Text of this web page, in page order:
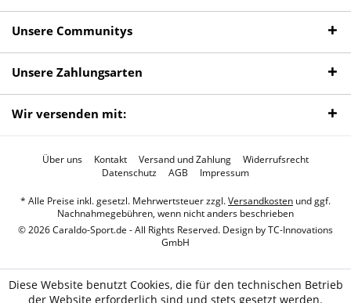
Unsere Communitys
Unsere Zahlungsarten
Wir versenden mit:
Über uns Kontakt Versand und Zahlung
Widerrufsrecht
Datenschutz
AGB Impressum
* Alle Preise inkl. gesetzl. Mehrwertsteuer zzgl.Versandkosten und ggf.
Nachnahmegebühren, wenn nicht anders beschrieben
© 2026 Caraldo-Sport.de - All Rights Reserved. Design byTC-Innovations
GmbH
Diese Website benutzt Cookies, die für den technischen Betrieb
der Website erforderlich sind und stets gesetzt werden.